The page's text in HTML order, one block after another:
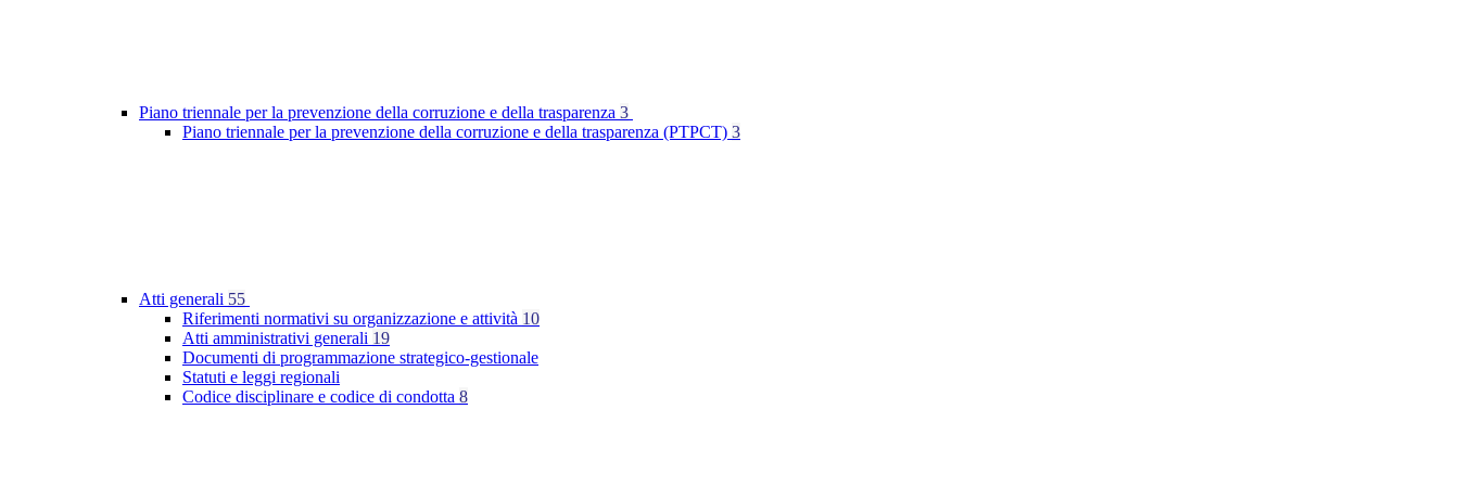
Piano triennale per la prevenzione della corruzione e della trasparenza 3
Piano triennale per la prevenzione della corruzione e della trasparenza (PTPCT) 3
Atti generali 55
Riferimenti normativi su organizzazione e attività 10
Atti amministrativi generali 19
Documenti di programmazione strategico-gestionale
Statuti e leggi regionali
Codice disciplinare e codice di condotta 8